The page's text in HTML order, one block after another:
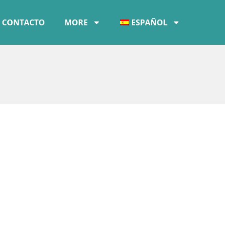
CONTACTO MORE ESPAÑOL